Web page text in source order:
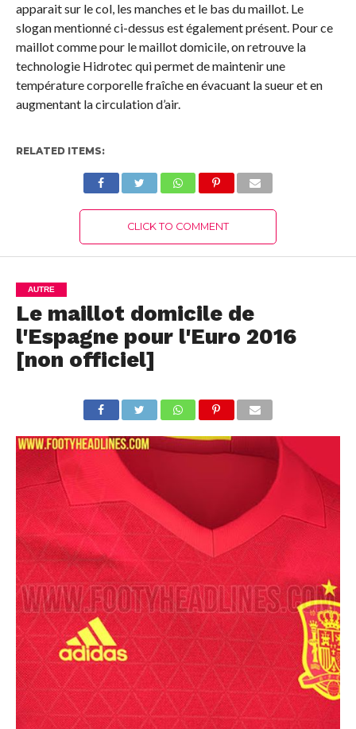
apparait sur le col, les manches et le bas du maillot. Le
slogan mentionné ci-dessus est également présent. Pour ce
maillot comme pour le maillot domicile, on retrouve la
technologie Hidrotec qui permet de maintenir une
température corporelle fraîche en évacuant la sueur et en
augmentant la circulation d’air.
RELATED ITEMS:
CLICK TO COMMENT
AUTRE
Le maillot domicile de
l'Espagne pour l'Euro 2016
[non officiel]